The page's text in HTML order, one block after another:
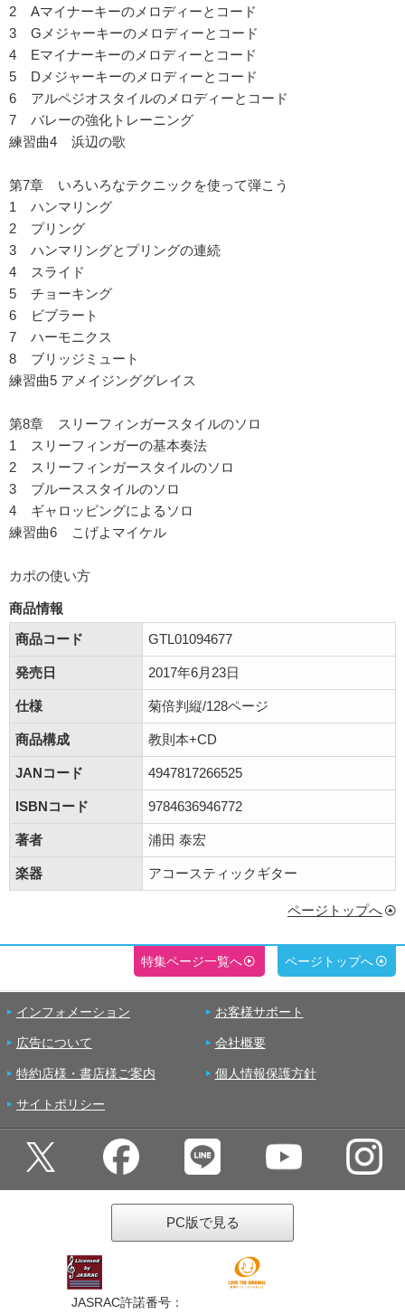
2 Aマイナーキーのメロディーとコード
3 Gメジャーキーのメロディーとコード
4 Eマイナーキーのメロディーとコード
5 Dメジャーキーのメロディーとコード
6 アルペジオスタイルのメロディーとコード
7 バレーの強化トレーニング
練習曲4 浜辺の歌
第7章 いろいろなテクニックを使って弾こう
1 ハンマリング
2 プリング
3 ハンマリングとプリングの連続
4 スライド
5 チョーキング
6 ビブラート
7 ハーモニクス
8 ブリッジミュート
練習曲5 アメイジンググレイス
第8章 スリーフィンガースタイルのソロ
1 スリーフィンガーの基本奏法
2 スリーフィンガースタイルのソロ
3 ブルーススタイルのソロ
4 ギャロッピングによるソロ
練習曲6 こげよマイケル
カポの使い方
商品情報
商品コード
GTL01094677
発売日 2017年6月23日
仕様 菊倍判縦/128ページ
商品構成 教則本+CD
JANコード 4947817266525
ISBNコード 9784636946772
著者 浦田 泰宏
楽器 アコースティックギター
ページトップへ
特集ページ一覧へ ページトップへ
インフォメーション お客様サポート
広告について 会社概要
特約店様・書店様ご案内 個人情報保護方針
サイトポリシー
PC版で見る
JASRAC許諾番号：